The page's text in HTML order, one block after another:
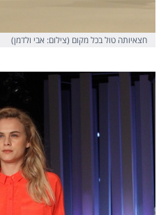
חצאיותה טול בכל מקום (צילום: אבי ולדמן)